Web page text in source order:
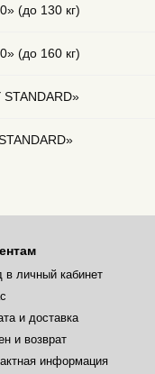
(до 130 кг)
(до 160 кг)
в личный кабинет
и доставка
и возврат
информация